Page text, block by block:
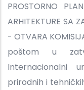
PROSTORNO
ARHITEKTURE SA
- OTVARA
poštom u
Internacionalni
prirodnih i